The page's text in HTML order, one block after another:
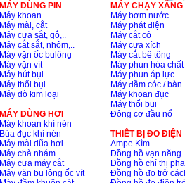
MÁY DÙNG PIN
Máy khoan
Máy mài, cắt
Máy cưa sắt, gỗ,..
Máy cắt sắt, nhôm,..
Máy vặn ốc bulông
Máy vặn vít
Máy hút bụi
Máy thổi bụi
Máy dò kim loại
MÁY DÙNG HƠI
Máy khoan khí nén
Búa đục khí nén
Máy mài dũa hơi
Máy chà nhám
Máy cưa máy cắt
Máy vặn bu lông ốc vít
MÁY CHẠY
Máy bơm nước
Máy phát điện
Máy cắt cỏ
Máy cưa xích
Máy cắt bê tông
Máy phun hóa chất
Máy phun áp lực
Máy đầm cóc / bàn
Máy khoan đục
Máy thổi bụi
Động cơ đầu nổ
THIÊT BỊ ĐO ĐIỆN
Ampe Kìm
Đồng hồ vạn năng
Đồng hồ chỉ thị pha
Đồng hồ đo trở